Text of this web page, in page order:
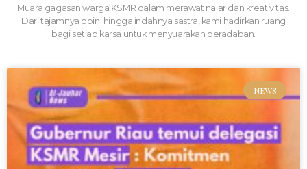
Muara gagasan warga KSMR dalam merawat nalar dan kreativitas.
Dari tajamnya opini hingga indahnya sastra, kami hadirkan ruang
bagi setiap karsa untuk menyuarakan peradaban.
NEWS